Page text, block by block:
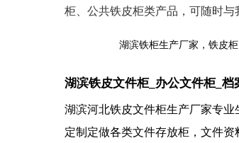
柜、公共铁皮柜类产品，可随时与
湖滨铁柜生产厂家，铁皮
湖滨铁皮文件柜_办公文件柜_
湖滨河北铁皮文件柜生产厂家专
定制定做各类文件存放柜，文件